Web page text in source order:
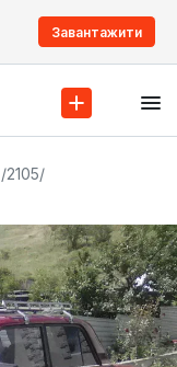
Завантажити
/2105/